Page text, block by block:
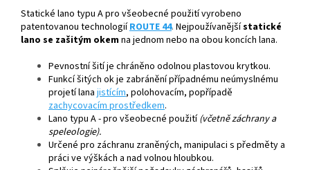
Statické lano typu A pro všeobecné použití vyrobeno
patentovanou technologiíROUTE 44. Nejpoužívanějšístatické
lano se zašitým okemna jednom nebo na obou koncích lana.
Pevnostní šití je chráněno odolnou plastovou krytkou.
Funkcí šitých ok je zabránění případnému neúmyslnému
projetí lana jistícím, polohovacím, popřípadě
zachycovacím prostředkem.
Lano typu A - pro všeobecné použití(včetně záchrany a
speleologie).
Určené pro záchranu zraněných, manipulaci s předměty a
práci ve výškách a nad volnou hloubkou.